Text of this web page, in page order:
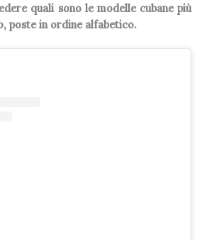
quali sono le modelle cubane più
poste in ordine alfabetico.